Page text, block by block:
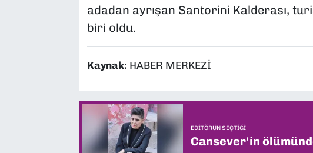
adadan ayrışan Santorini Kalderası,
biri oldu.
Kaynak: HABER MERKEZİ
EDITÖRÜN SEÇTIĞI
Cansever'in